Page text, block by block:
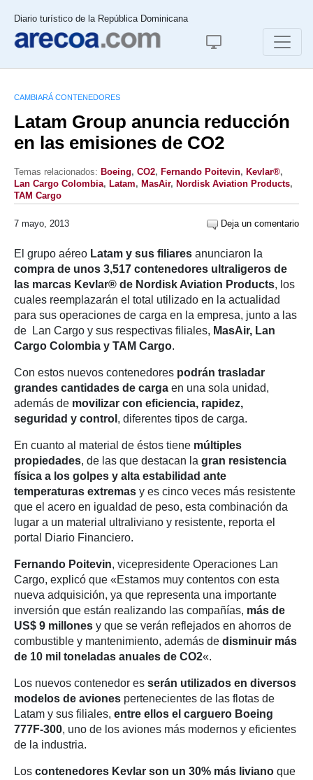
Diario turístico de la República Dominicana
CAMBIARÁ CONTENEDORES
Latam Group anuncia reducción
en las emisiones de CO2
Temas relacionados: Boeing, CO2, Fernando Poitevin, Kevlar®,
Lan Cargo Colombia, Latam, MasAir, Nordisk Aviation Products,
TAM Cargo
7 mayo, 2013 Deja un comentario
El grupo aéreo Latam y sus filiares anunciaron la
compra de unos 3,517 contenedores ultraligeros de
las marcas Kevlar® de Nordisk Aviation Products, los
cuales reemplazarán el total utilizado en la actualidad
para sus operaciones de carga en la empresa, junto a las
de Lan Cargo y sus respectivas filiales, MasAir, Lan
Cargo Colombia y TAM Cargo.
Con estos nuevos contenedores podrán trasladar
grandes cantidades de carga en una sola unidad,
además de movilizar con eficiencia, rapidez,
seguridad y control , diferentes tipos de carga.
En cuanto al material de éstos tiene múltiples
propiedades, de las que destacan la gran resistencia
física a los golpes y alta estabilidad ante
temperaturas extremas y es cinco veces más resistente
que el acero en igualdad de peso, esta combinación da
lugar a un material ultraliviano y resistente, reporta el
portal Diario Financiero.
Fernando Poitevin, vicepresidente Operaciones Lan
Cargo, explicó que «Estamos muy contentos con esta
nueva adquisición, ya que representa una importante
inversión que están realizando las compañías, más de
US$ 9 millones y que se verán reflejados en ahorros de
combustible y mantenimiento, además de disminuir más
de 10 mil toneladas anuales de CO2«.
Los nuevos contenedor es serán utilizados en diversos
modelos de aviones pertenecientes de las flotas de
Latam y sus filiales, entre ellos el carguero Boeing
777F-300, uno de los aviones más modernos y eficientes
de la industria.
Los contenedores Kevlar son un 30% más liviano que